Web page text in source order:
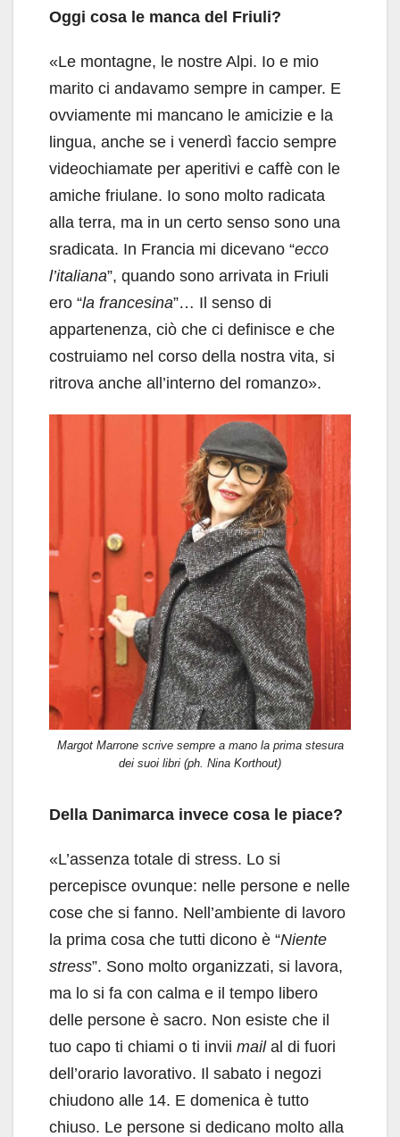
Oggi cosa le manca del Friuli?
«Le montagne, le nostre Alpi. Io e mio
marito ci andavamo sempre in camper. E
ovviamente mi mancano le amicizie e la
lingua, anche se i venerdì faccio sempre
videochiamate per aperitivi e caffè con le
amiche friulane. Io sono molto radicata
alla terra, ma in un certo senso sono una
sradicata. In Francia mi dicevano “ecco
l’italiana”, quando sono arrivata in Friuli
ero “la francesina”… Il senso di
appartenenza, ciò che ci definisce e che
costruiamo nel corso della nostra vita, si
ritrova anche all’interno del romanzo».
Margot Marrone scrive sempre a mano la prima stesura
dei suoi libri (ph. Nina Korthout)
Della Danimarca invece cosa le piace?
«L’assenza totale di stress. Lo si
percepisce ovunque: nelle persone e nelle
cose che si fanno. Nell’ambiente di lavoro
la prima cosa che tutti dicono è “Niente
stress”. Sono molto organizzati, si lavora,
ma lo si fa con calma e il tempo libero
delle persone è sacro. Non esiste che il
tuo capo ti chiami o ti invii mail al di fuori
dell’orario lavorativo. Il sabato i negozi
chiudono alle 14. E domenica è tutto
chiuso. Le persone si dedicano molto alla